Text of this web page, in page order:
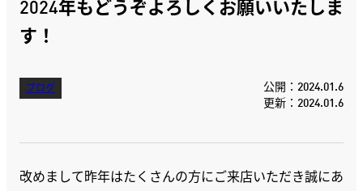
2024年もどうぞよろしくお願いいたしま
す！
ブログ
公開：2024.01.6
更新：2024.01.6
改めまして昨年はたくさんの方にご来店いただき誠にあ